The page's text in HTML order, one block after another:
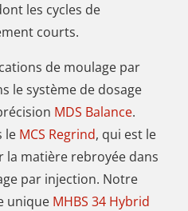
les cycles de
courts.
de moulage par
le système de dosage
MDS Balance.
le MCS Regrind, qui est le
matière rebroyée dans
par injection. Notre
unique MHBS 34 Hybrid